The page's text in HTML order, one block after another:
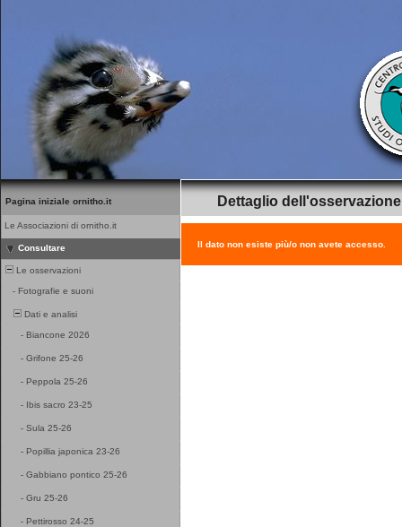
Pagina iniziale ornitho.it
Le Associazioni di ornitho.it
Consultare
Le osservazioni
- Fotografie e suoni
Dati e analisi
- Biancone 2026
- Grifone 25-26
- Peppola 25-26
- Ibis sacro 23-25
- Sula 25-26
- Popillia japonica 23-26
- Gabbiano pontico 25-26
- Gru 25-26
- Pettirosso 24-25
Dettaglio dell'osservazione
Il dato non esiste più/o non avete accesso.